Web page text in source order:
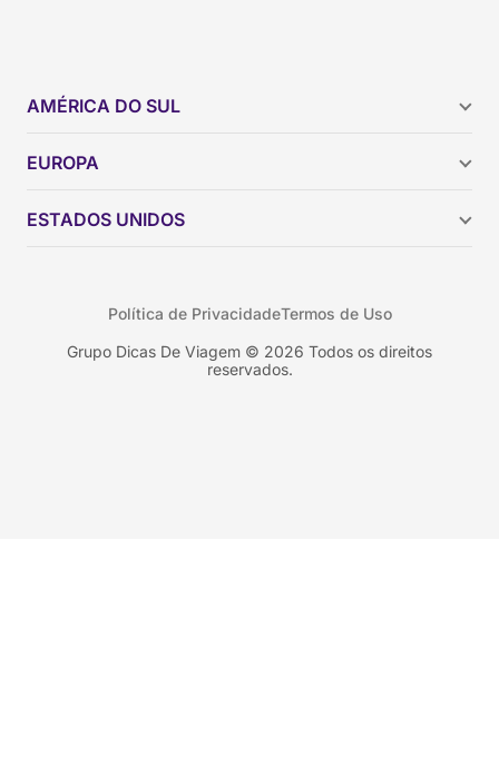
AMÉRICA DO SUL
Brasil
Colômbia
EUROPA
ESTADOS UNIDOS
Nova York
Grupo Dicas De Viagem © 2026 Todos os direitos
reservados.
Política de PrivacidadeTermos de Uso